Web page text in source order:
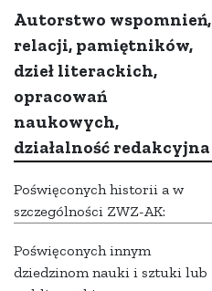
Autorstwo wspomnień,
relacji, pamiętników,
dzieł literackich,
opracowań
naukowych,
działalność redakcyjna
Poświęconych historii a w
szczególności ZWZ-AK:
Poświęconych innym
dziedzinom nauki i sztuki lub